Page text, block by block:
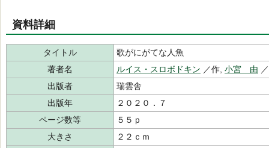
資料詳細
タイトル
歌がにがてな人魚
著者名
ルイス・スロボドキン ／作, 小宮 由
出版者
瑞雲舎
出版年
２０２０．７
ページ数等
５５ｐ
大きさ
２２ｃｍ